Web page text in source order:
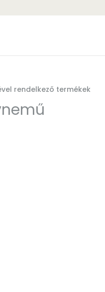
rendelkező termékek